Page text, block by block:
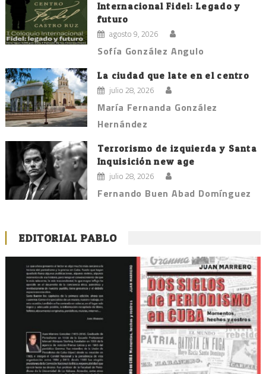
Internacional Fidel: Legado y
futuro
agosto 9, 2026
Sofía González Angulo
La ciudad que late en el centro
julio 28, 2026
María Fernanda González
Hernández
Terrorismo de izquierda y Santa
Inquisición new age
julio 28, 2026
Fernando Buen Abad Domínguez
EDITORIAL PABLO